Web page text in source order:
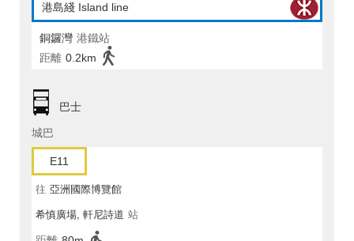
港島綫 Island line
銅鑼灣 港鐵站
距離 0.2km
巴士
城巴
E11
往 亞洲國際博覽館
希慎廣場, 軒尼詩道 站